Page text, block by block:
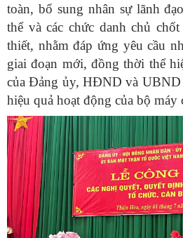
toàn, bổ sung nhân sự lãnh
thể và các chức danh chủ
thiết, nhằm đáp ứng yêu cầu
giai đoạn mới, đồng thời thể
của Đảng ủy, HĐND và UBND
hiệu quả hoạt động của bộ máy